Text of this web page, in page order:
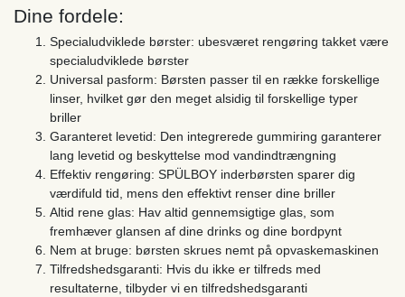
Dine fordele:
Specialudviklede børster: ubesværet rengøring takket være
specialudviklede børster
Universal pasform: Børsten passer til en række forskellige
linser, hvilket gør den meget alsidig til forskellige typer
briller
Garanteret levetid: Den integrerede gummiring garanterer
lang levetid og beskyttelse mod vandindtrængning
Effektiv rengøring: SPÜLBOY inderbørsten sparer dig
værdifuld tid, mens den effektivt renser dine briller
Altid rene glas: Hav altid gennemsigtige glas, som
fremhæver glansen af ​​dine drinks og dine bordpynt
Nem at bruge: børsten skrues nemt på opvaskemaskinen
Tilfredshedsgaranti: Hvis du ikke er tilfreds med
resultaterne, tilbyder vi en tilfredshedsgaranti